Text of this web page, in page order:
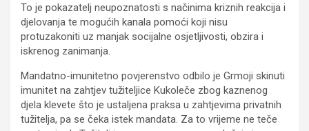
To je pokazatelj neupoznatosti s načinima kriznih reakcija i
djelovanja te mogućih kanala pomoći koji nisu
protuzakoniti uz manjak socijalne osjetljivosti, obzira i
iskrenog zanimanja.
Mandatno-imunitetno povjerenstvo odbilo je Grmoji skinuti
imunitet na zahtjev tužiteljice Kukoleče zbog kaznenog
djela klevete što je ustaljena praksa u zahtjevima privatnih
tužitelja, pa se čeka istek mandata. Za to vrijeme ne teče